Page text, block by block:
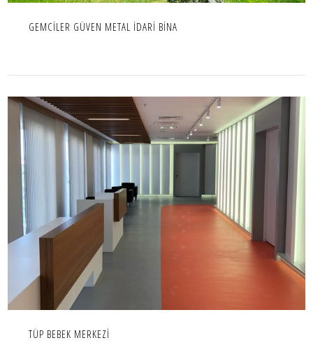
GEMCİLER GÜVEN METAL İDARİ BİNA
TÜP BEBEK MERKEZİ
İÇ MEKAN,IC MEKAN,PROJE
TÜP BEBEK MERKEZİ